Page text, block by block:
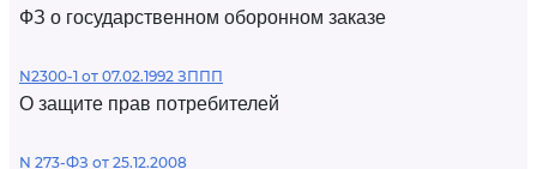
ФЗ о государственном оборонном заказе
N2300-1 от 07.02.1992 ЗППП
О защите прав потребителей
N 273-ФЗ от 25.12.2008